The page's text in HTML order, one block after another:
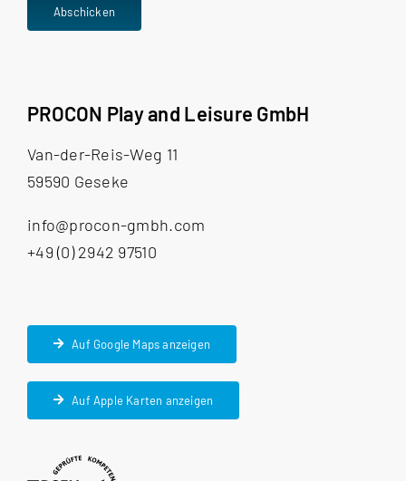
angezeigten
Zeichen
ein,
zu
bestätigen,
Mensch
bist.
Abschicken
PROCON Play and Leisure GmbH
Van-der-Reis-Weg 11
59590 Geseke
info@procon-gmbh.com
+49 (0) 2942 97510
Auf Google Maps anzeigen
Auf Apple Karten anzeigen